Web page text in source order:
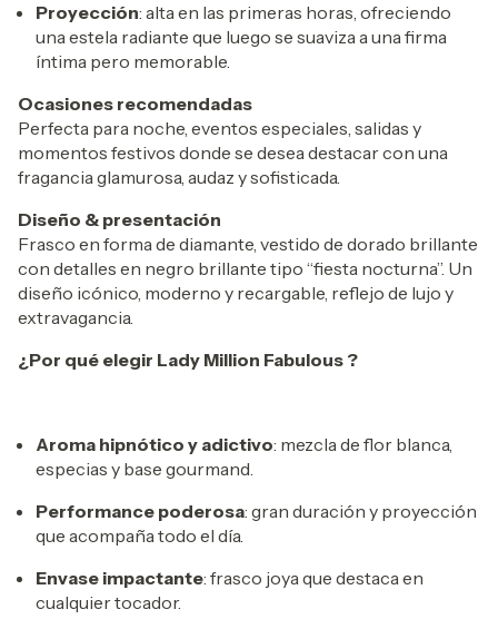
Proyección: alta en las primeras horas, ofreciendo
una estela radiante que luego se suaviza a una firma
íntima pero memorable.
Ocasiones recomendadas
Perfecta para noche, eventos especiales, salidas y
momentos festivos donde se desea destacar con una
fragancia glamurosa, audaz y sofisticada.
Diseño & presentación
Frasco en forma de diamante, vestido de dorado brillante
con detalles en negro brillante tipo “fiesta nocturna”. Un
diseño icónico, moderno y recargable, reflejo de lujo y
extravagancia.
¿Por qué elegir Lady Million Fabulous ?
Aroma hipnótico y adictivo: mezcla de flor blanca,
especias y base gourmand.
Performance poderosa: gran duración y proyección
que acompaña todo el día.
Envase impactante: frasco joya que destaca en
cualquier tocador.